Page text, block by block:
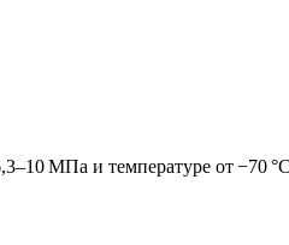
МПа и температуре от −70